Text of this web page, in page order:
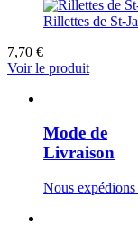
Rillettes de St-
7,70 €
Voir le produit
Mode de
Livraison
Nous